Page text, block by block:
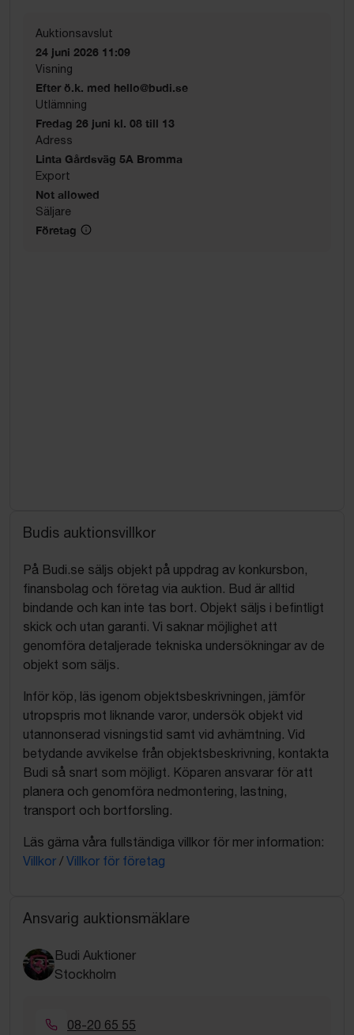
Auktionsavslut
24 juni 2026 11:09
Visning
Efter ö.k. med hello@budi.se
Utlämning
Fredag 26 juni kl. 08 till 13
Adress
Linta Gårdsväg 5A Bromma
Export
Not allowed
Säljare
Företag
Budis auktionsvillkor
På Budi.se säljs objekt på uppdrag av konkursbon,
finansbolag och företag via auktion. Bud är alltid
bindande och kan inte tas bort. Objekt säljs i befintligt
skick och utan garanti. Vi saknar möjlighet att
genomföra detaljerade tekniska undersökningar av de
objekt som säljs.
Inför köp, läs igenom objektsbeskrivningen, jämför
utropspris mot liknande varor, undersök objekt vid
utannonserad visningstid samt vid avhämtning. Vid
betydande avvikelse från objektsbeskrivning, kontakta
Budi så snart som möjligt. Köparen ansvarar för att
planera och genomföra nedmontering, lastning,
transport och bortforsling.
Läs gärna våra fullständiga villkor för mer information:
Villkor / Villkor för företag
Ansvarig auktionsmäklare
Budi Auktioner
Stockholm
08-20 65 55